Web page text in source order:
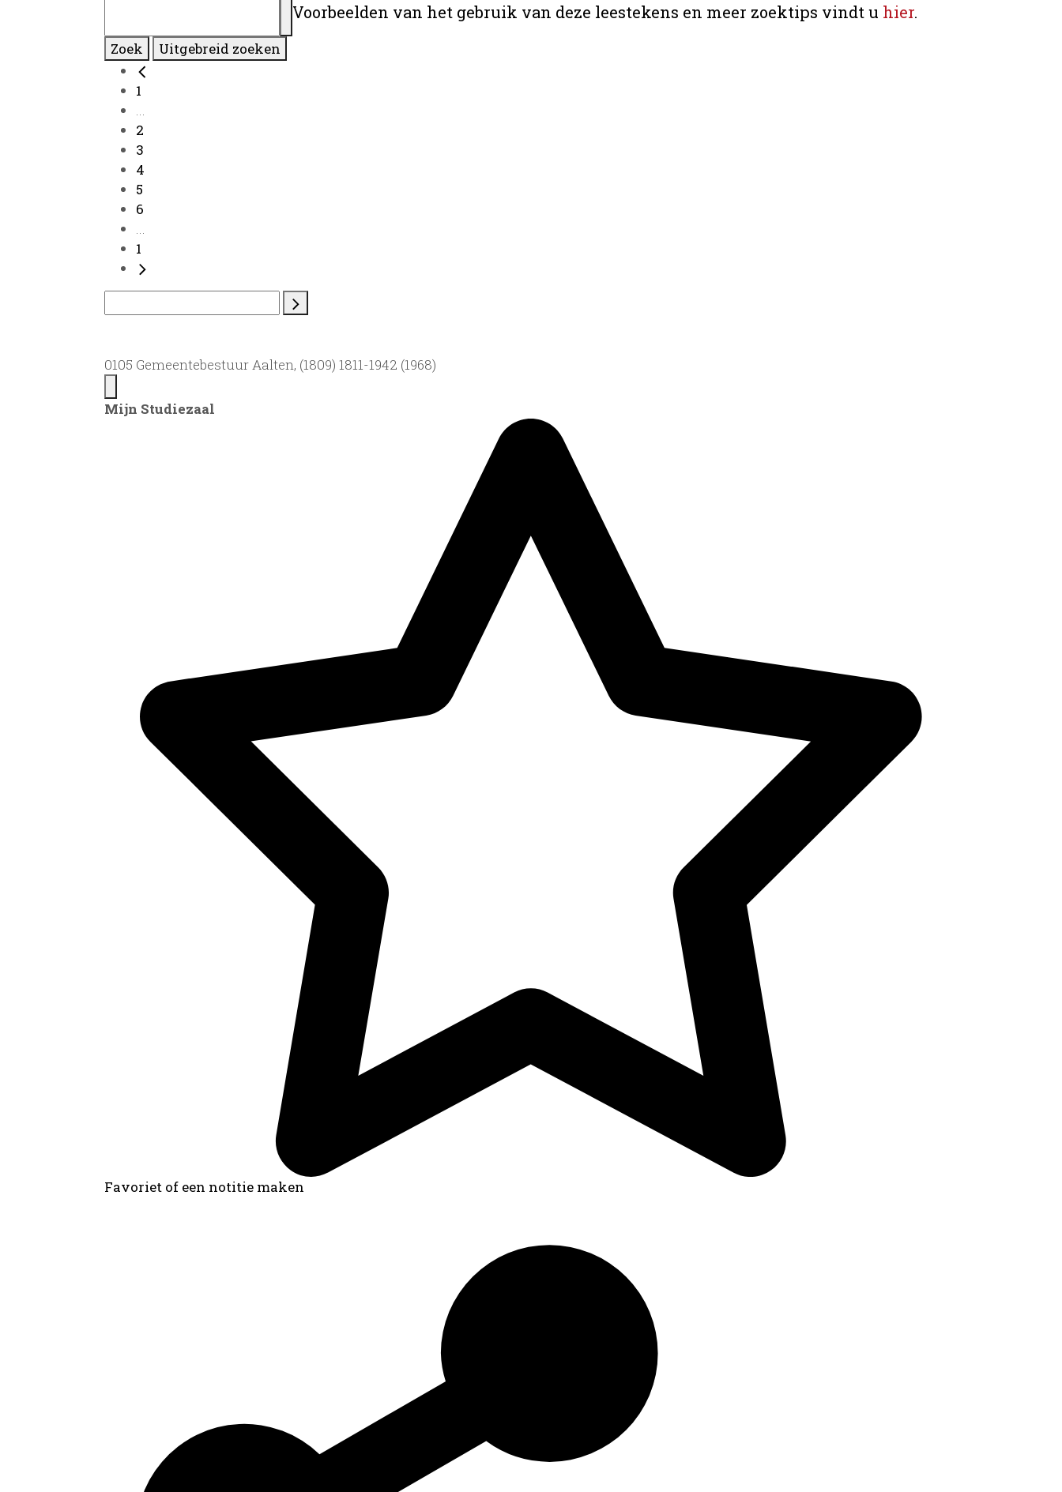
Voorbeelden van het gebruik van deze leestekens en meer zoektips vindt u hier.
Zoek Uitgebreid zoeken
1
...
2
3
4
5
6
...
1
0105 Gemeentebestuur Aalten, (1809) 1811-1942 (1968)
Mijn Studiezaal
Favoriet of een notitie maken